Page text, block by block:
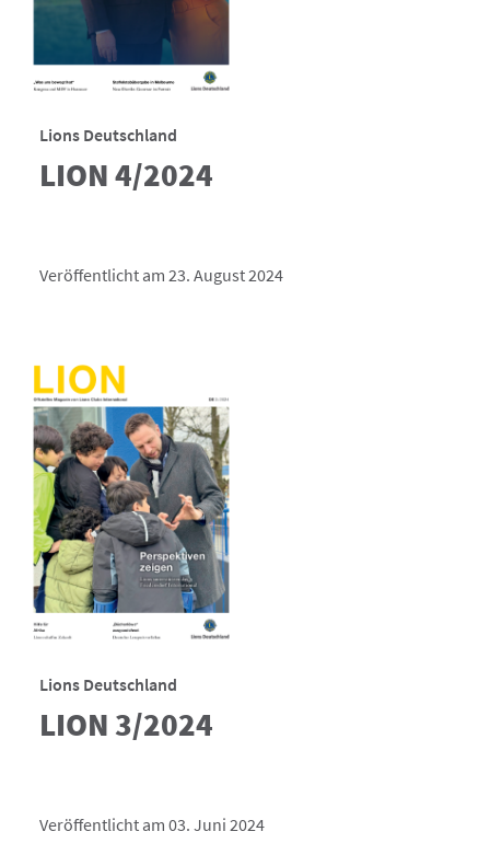
Lions Deutschland
LION 4/2024
Veröffentlicht am 23. August 2024
Lions Deutschland
LION 3/2024
Veröffentlicht am 03. Juni 2024